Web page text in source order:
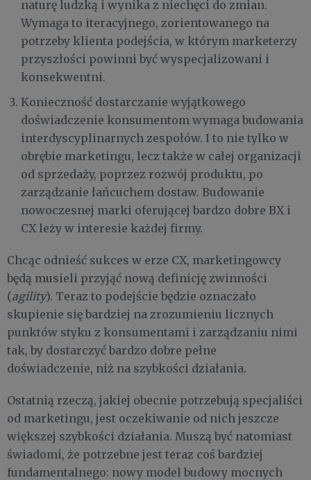
naturę ludzką i wynika z niechęci do zmian.
Wymaga to iteracyjnego, zorientowanego na
potrzeby klienta podejścia, w którym marketerzy
przyszłości powinni być wyspecjalizowani i
konsekwentni.
Konieczność dostarczanie wyjątkowego
doświadczenie konsumentom wymaga budowania
interdyscyplinarnych zespołów. I to nie tylko w
obrębie marketingu, lecz także w całej organizacji
od sprzedaży, poprzez rozwój produktu, po
zarządzanie łańcuchem dostaw. Budowanie
nowoczesnej marki oferującej bardzo dobre BX i
CX leży w interesie każdej firmy.
Chcąc odnieść sukces w erze CX, marketingowcy
będą musieli przyjąć nową definicję zwinności
(agility). Teraz to podejście będzie oznaczało
skupienie się bardziej na zrozumieniu licznych
punktów styku z konsumentami i zarządzaniu nimi
tak, by dostarczyć bardzo dobre pełne
doświadczenie, niż na szybkości działania.
Ostatnią rzeczą, jakiej obecnie potrzebują specjaliści
od marketingu, jest oczekiwanie od nich jeszcze
większej szybkości działania. Muszą być natomiast
świadomi, że potrzebne jest teraz coś bardziej
fundamentalnego: nowy model budowy mocnych